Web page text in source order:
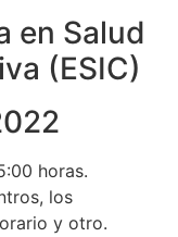
en Salud
(ESIC)
horas.
los
y otro.